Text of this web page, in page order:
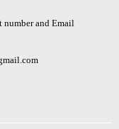
number and Email